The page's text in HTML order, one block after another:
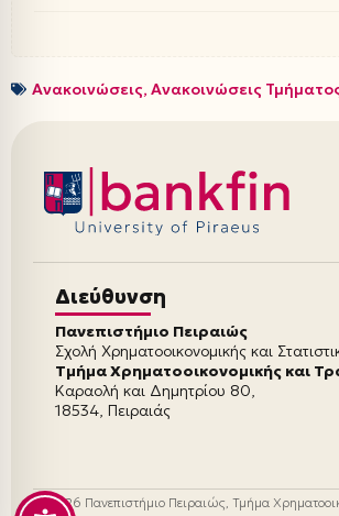
Ανακοινώσεις, Ανακοινώσεις
Διεύθυνση
Πανεπιστήμιο Πειραιώς
Σχολή Χρηματοοικονομικής και
Τμήμα Χρηματοοικονομικής και
Καραολή και Δημητρίου 80,
18534, Πειραιάς
© 2026 Πανεπιστήμιο Πειραιώς, Τμήμα